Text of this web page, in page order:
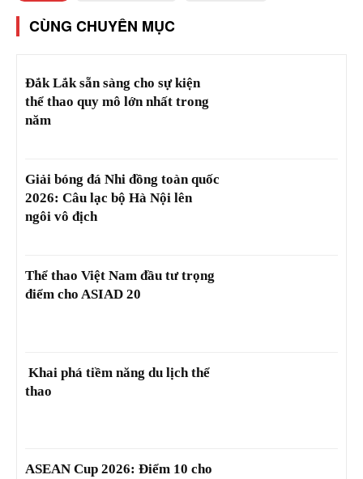
CÙNG CHUYÊN MỤC
Đắk Lắk sẵn sàng cho sự kiện
thể thao quy mô lớn nhất trong
năm
Giải bóng đá Nhi đồng toàn quốc
2026: Câu lạc bộ Hà Nội lên
ngôi vô địch
Thể thao Việt Nam đầu tư trọng
điểm cho ASIAD 20
Khai phá tiềm năng du lịch thể
thao
ASEAN Cup 2026: Điểm 10 cho